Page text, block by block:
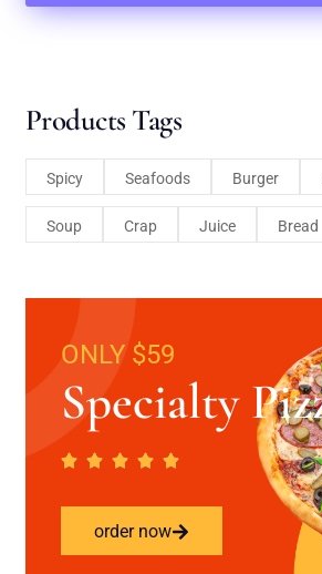
Products Tags
Spicy Seafoods Burger
Soup Crap Juice Bread
ONLY $59
Specialty
order now